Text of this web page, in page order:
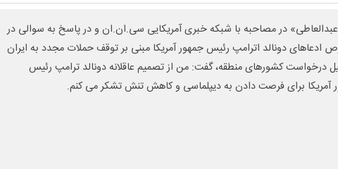
در مصاحبه با شبکه خبری آمریکایی سی.ان.ان و در پاسخ به سوالی در
دونالد اترامپ رئیس جمهور آمریکا مبنی بر توقف حملات مجدد به ایران
درخواست کشورهای منطقه، گفت: من از تصمیم عاقلانه دونالد ترامپ رئیس
آمریکا برای فرصت دادن به دیپلماسی و کاهش تنش تشکر می کنم.